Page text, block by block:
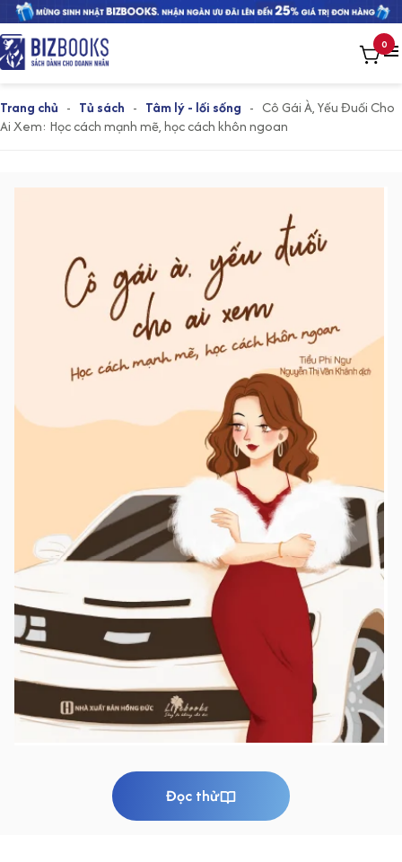
0
Trang chủ - Tủ sách - Tâm lý - lối sống - Cô Gái À, Yếu Đuối Cho
Ai Xem: Học cách mạnh mẽ, học cách khôn ngoan
Đọc thử